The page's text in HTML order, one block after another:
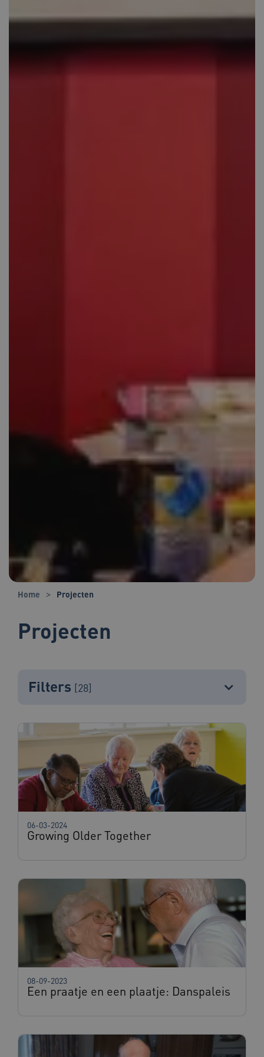
Home Projecten
Projecten
Filters [28]
Growing Older Together
06-03-2024
Een praatje en een plaatje: Danspaleis
08-09-2023